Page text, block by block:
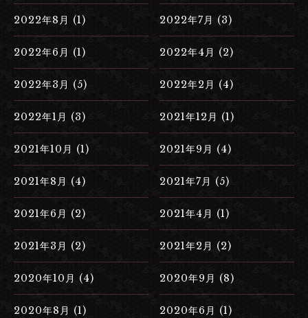
2022年8月 (1) 2022年7月 (3)
2022年6月 (1) 2022年4月 (2)
2022年3月 (5) 2022年2月 (4)
2022年1月 (3) 2021年12月 (1)
2021年10月 (1) 2021年9月 (4)
2021年8月 (4) 2021年7月 (5)
2021年6月 (2) 2021年4月 (1)
2021年3月 (2) 2021年2月 (2)
2020年10月 (4) 2020年9月 (8)
2020年8月 (1) 2020年6月 (1)